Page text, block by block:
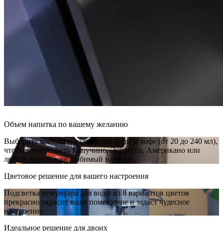
Объем напитка по вашему желанию
Выберите крепость, количество воды и кофе (от 20 до 240 мл),
чтобы приготовить Капучино, Эспрессо, Американо или
любой другой ваш любимый напиток.
Цветовое решение для вашего настроения
Подсветка резервуара для воды из 8 вариантов цветов
прекрасно украсит ваше помещение и задаст чудесное
настроение.
Идеальное решение для двоих